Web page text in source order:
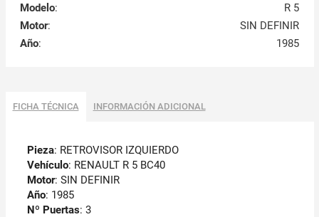
Modelo:
R 5
Motor:
SIN DEFINIR
Año: 1985
FICHA TÉCNICA INFORMACIÓN ADICIONAL
Pieza: RETROVISOR IZQUIERDO
Vehículo: RENAULT R 5 BC40
Motor: SIN DEFINIR
Año: 1985
Nº Puertas: 3